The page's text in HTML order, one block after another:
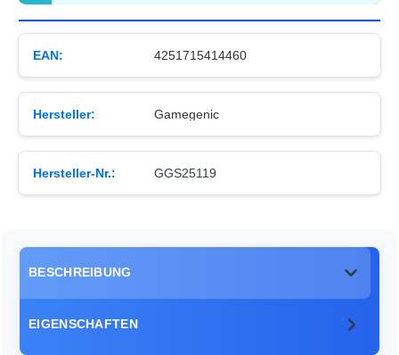
EAN: 4251715414460
Hersteller: Gamegenic
Hersteller-Nr.: GGS25119
BESCHREIBUNG
EIGENSCHAFTEN